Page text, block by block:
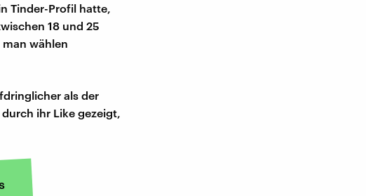
Tinder-Profil hatte,
18 und 25
wählen
als der
ihr Like gezeigt,